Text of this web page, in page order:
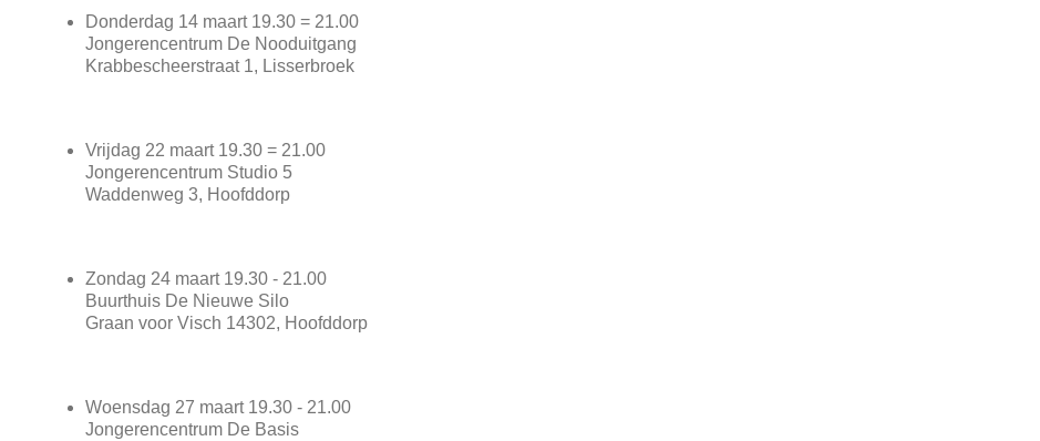
Donderdag 14 maart 19.30 = 21.00
Jongerencentrum De Nooduitgang
Krabbescheerstraat 1, Lisserbroek
Vrijdag 22 maart 19.30 = 21.00
Jongerencentrum Studio 5
Waddenweg 3, Hoofddorp
Zondag 24 maart 19.30 - 21.00
Buurthuis De Nieuwe Silo
Graan voor Visch 14302, Hoofddorp
Woensdag 27 maart 19.30 - 21.00
Jongerencentrum De Basis